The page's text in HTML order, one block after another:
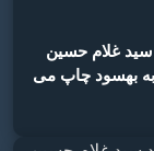
سید غلام حسین
بهسود چاپ می